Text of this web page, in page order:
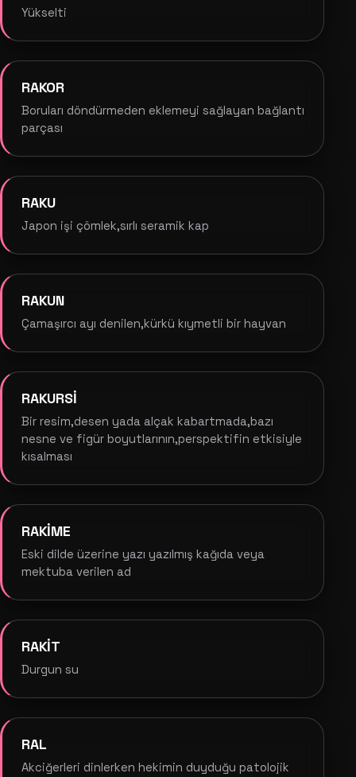
Yükselti
RAKOR
Boruları döndürmeden eklemeyi sağlayan bağlantı
parçası
RAKU
Japon işi çömlek,sırlı seramik kap
RAKUN
Çamaşırcı ayı denilen,kürkü kıymetli bir hayvan
RAKURSİ
Bir resim,desen yada alçak kabartmada,bazı
nesne ve figür boyutlarının,perspektifin etkisiyle
kısalması
RAKİME
Eski dilde üzerine yazı yazılmış kağıda veya
mektuba verilen ad
RAKİT
Durgun su
RAL
Akciğerleri dinlerken hekimin duyduğu patolojik